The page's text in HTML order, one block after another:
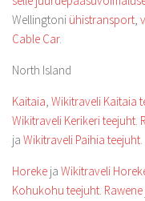
Wellingtoni ühistransport,
Cable Car.
North Island
Kaitaia, Wikitraveli Kaitaia
Wikitraveli Kerikeri teejuht.
ja Wikitraveli Paihia teejuht.
Horeke ja Wikitraveli
Kohukohu teejuht. Rawene